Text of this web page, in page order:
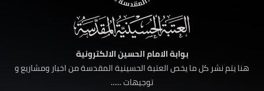
بوابة الامام الحسين الالكترونية
هنا يتم نشر كل ما يخص العتبة الحسينية المقدسة من اخبار ومشاريع و
توجيهات ......